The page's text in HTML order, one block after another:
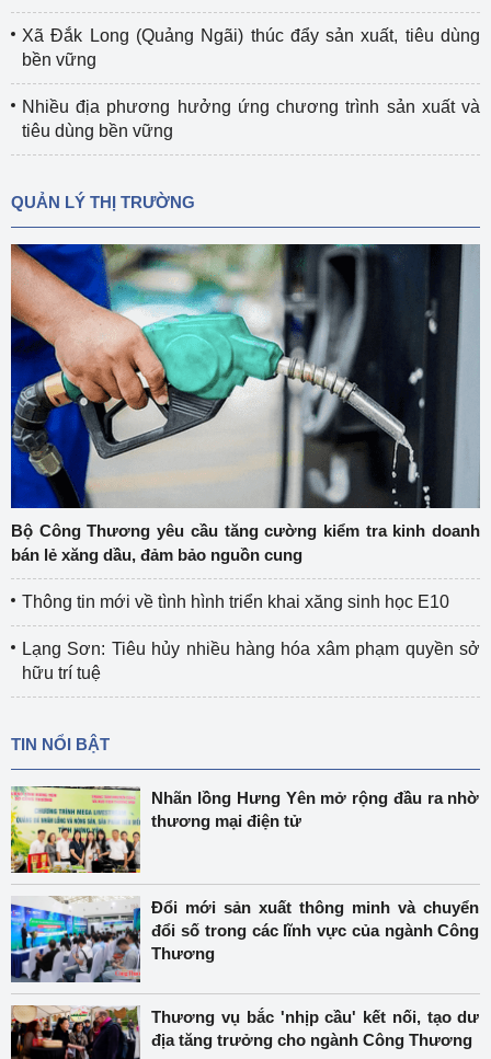
Xã Đắk Long (Quảng Ngãi) thúc đẩy sản xuất, tiêu dùng
bền vững
Nhiều địa phương hưởng ứng chương trình sản xuất và
tiêu dùng bền vững
QUẢN LÝ THỊ TRƯỜNG
Bộ Công Thương yêu cầu tăng cường kiểm tra kinh doanh
bán lẻ xăng dầu, đảm bảo nguồn cung
Thông tin mới về tình hình triển khai xăng sinh học E10
Lạng Sơn: Tiêu hủy nhiều hàng hóa xâm phạm quyền sở
hữu trí tuệ
TIN NỔI BẬT
Nhãn lồng Hưng Yên mở rộng đầu ra nhờ
thương mại điện tử
Đổi mới sản xuất thông minh và chuyển
đổi số trong các lĩnh vực của ngành Công
Thương
Thương vụ bắc 'nhịp cầu' kết nối, tạo dư
địa tăng trưởng cho ngành Công Thương